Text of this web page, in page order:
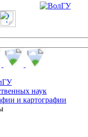
наук
и картографии